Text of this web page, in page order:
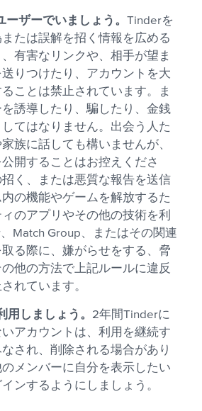
ーザーでいましょう。Tinderを
たは誤解を招く情報を広める
有害なリンクや、相手が望ま
りつけたり、アカウントを大
ことは禁止されています。ま
誘導したり、騙したり、金銭
てはなりません。出会う人た
族に話しても構いませんが、
開することはお控えくださ
く、または悪質な報告を送信
の機能やゲームを解放するた
のアプリやその他の技術を利
Match Group、またはその関連
る際に、嫌がらせをする、脅
他の方法で上記ルールに違反
れています。
用しましょう。
2年間Tinderに
アカウントは、利用を継続す
され、削除される場合があり
メンバーに自分を表示したい
ンするようにしましょう。